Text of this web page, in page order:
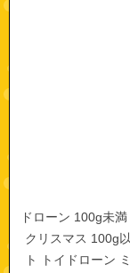
ドローン 100g未
クリスマス 100g
ト トイドローン